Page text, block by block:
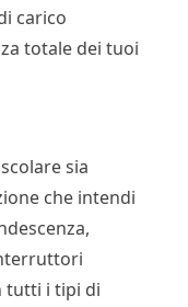
carico
totale dei tuoi
sia
che intendi
tutti i tipi di